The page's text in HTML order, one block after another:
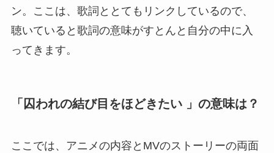
ン。ここは、歌詞ととてもリンクしているので、
聴いていると歌詞の意味がすとんと自分の中に入
ってきます。
「囚われの結び目をほどきたい 」の意味は？
ここでは、アニメの内容とMVのストーリーの両面